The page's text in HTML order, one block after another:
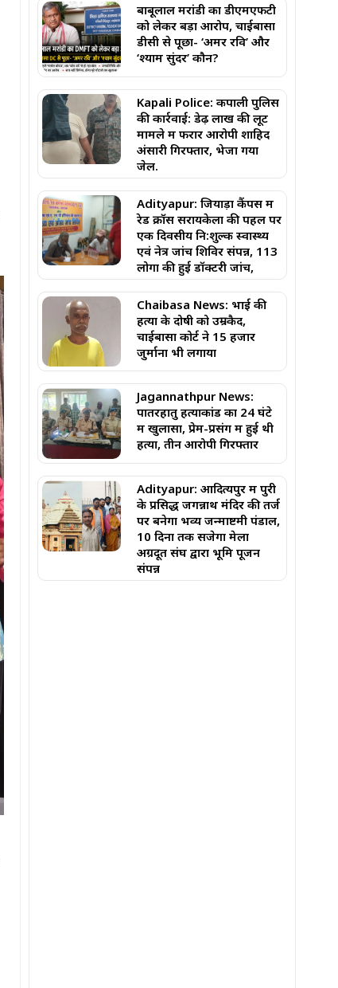
बाबूलाल मरांडी का डीएमएफटी
को लेकर बड़ा आरोप, चाईबासा
डीसी से पूछा- ‘अमर रवि’ और
‘श्याम सुंदर’ कौन?
Kapali Police: कपाली पुलिस
की कार्रवाई: डेढ़ लाख की लूट
मामले में फरार आरोपी शाहिद
अंसारी गिरफ्तार, भेजा गया
जेल.
Adityapur: जियाड़ा कैंपस में
रेड क्रॉस सरायकेला की पहल पर
एक दिवसीय नि:शुल्क स्वास्थ्य
एवं नेत्र जांच शिविर संपन्न, 113
लोगों की हुई डॉक्टरी जांच,
Chaibasa News: भाई की
हत्या के दोषी को उम्रकैद,
चाईबासा कोर्ट ने ₹15 हजार
जुर्माना भी लगाया
Jagannathpur News:
पातरहातु हत्याकांड का 24 घंटे
में खुलासा, प्रेम-प्रसंग में हुई थी
हत्या, तीन आरोपी गिरफ्तार
Adityapur: ​आदित्यपुर में पुरी
के प्रसिद्ध जगन्नाथ मंदिर की तर्ज
पर बनेगा भव्य जन्माष्टमी पंडाल,
10 दिनों तक सजेगा मेला ​
अग्रदूत संघ द्वारा भूमि पूजन
संपन्न